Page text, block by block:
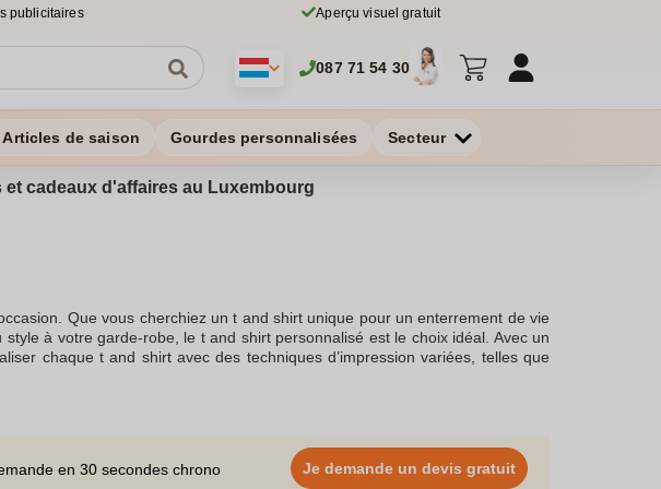
publicitaires Aperçu visuel gratuit
087 71 54 30
Articles de saison Gourdes personnalisées Secteur
cadeaux d'affaires au Luxembourg
Que vous cherchiez un t and shirt unique pour un enterrement de vie
à votre garde-robe, le t and shirt personnalisé est le choix idéal. Avec un
chaque t and shirt avec des techniques d’impression variées, telles que
créez des t and shirts personnalisés avec un col rond ou un col en v, et
confort.Proposez un cadeau personnalisé unique avec un t and shirt à
une étape importante de la vie. Offrir un t and shirt personnalisé pas cher,
vos préférences, vous pouvez créer un tee and shirt original pour un look
en 30 secondes chrono Je demande un devis gratuit